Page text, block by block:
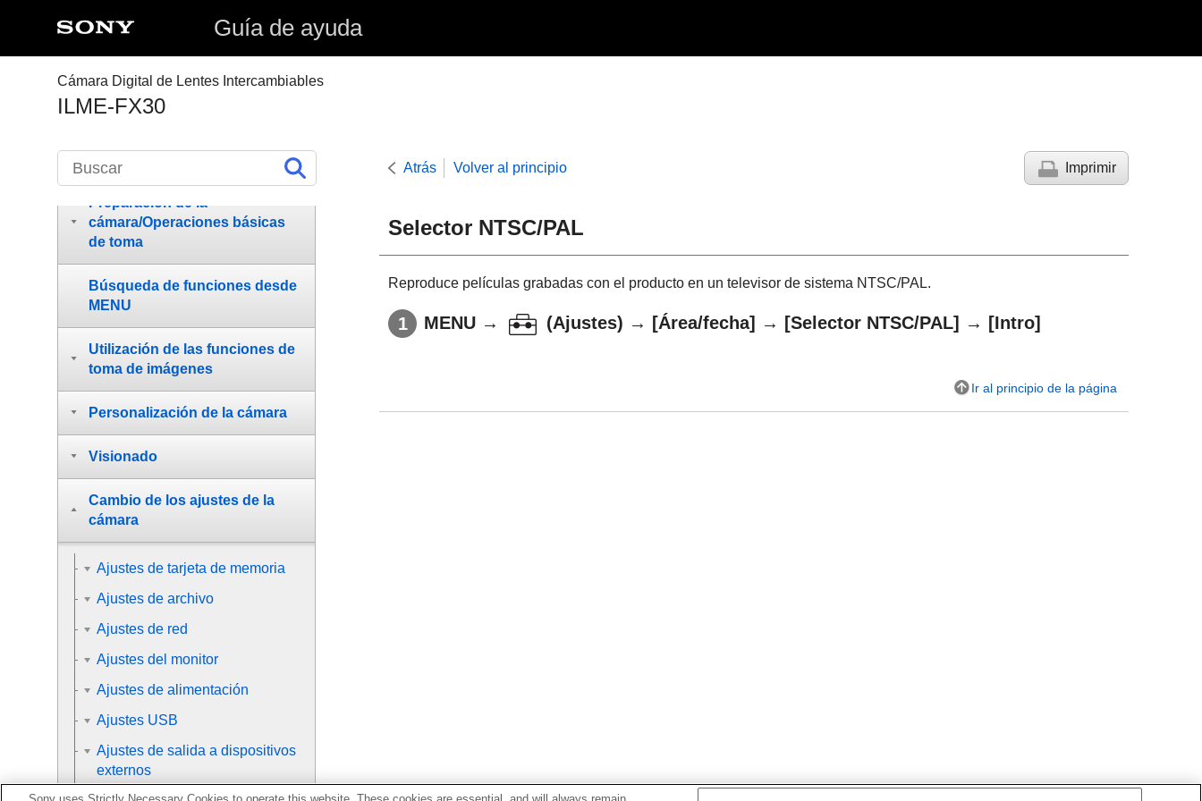
Guía de ayuda
Cámara Digital de Lentes Intercambiables
ILME-FX30
Atrás Volver al principio Imprimir
Selector NTSC/PAL
Reproduce películas grabadas con el producto en un televisor de sistema NTSC/PAL.
MENU → (Ajustes) → [Área/fecha] → [Selector NTSC/PAL] → [Intro]
Ir al principio de la página
ayuda”
Nombres de las partes
Preparación de la
cámara/Operaciones básicas
de toma
Búsqueda de funciones desde
MENU
Utilización de las funciones de
toma de imágenes
Personalización de la cámara
Visionado
Cambio de los ajustes de la
cámara
Ajustes de tarjeta de memoria
Ajustes de archivo
Ajustes de red
Ajustes del monitor
Ajustes de alimentación
Ajustes USB
Ajustes de salida a dispositivos
externos